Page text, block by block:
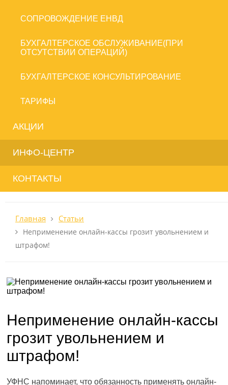
CОПРОВОЖДЕНИЕ ЕНВД
БУХГАЛТЕРСКОЕ ОБСЛУЖИВАНИЕ(ПРИ
ОТСУТСТВИИ ОПЕРАЦИЙ)
БУХГАЛТЕРСКОЕ КОНСУЛЬТИРОВАНИЕ
ТАРИФЫ
АКЦИИ
ИНФО-ЦЕНТР
КОНТАКТЫ
Главная Статьи
Неприменение онлайн-кассы грозит увольнением и
штрафом!
Неприменение онлайн-кассы
грозит увольнением и
штрафом!
УФНС напоминает, что обязанность применять онлайн-